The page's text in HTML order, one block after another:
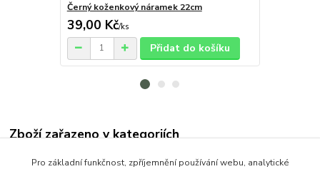
Černý koženkový náramek 22cm
39,00 Kč/ks
Přidat do košíku
Zboží zařazeno v kategoriích
OCEL (Stainless Steel)
Pro základní funkčnost, zpříjemnění používání webu, analytické